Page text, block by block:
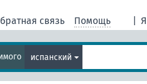
связь Помощь
испанский